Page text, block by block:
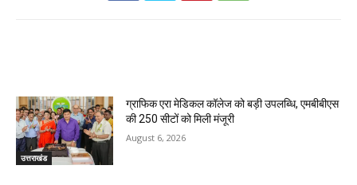
उत्तराखंड
ग्राफिक एरा मेडिकल कॉलेज को बड़ी उपलब्धि, एमबीबीएस
की 250 सीटों को मिली मंजूरी
August 6, 2026